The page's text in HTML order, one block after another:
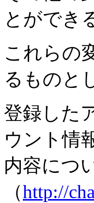
とができ
これらの
るものと
登録した
ウント情
内容につ
（http://